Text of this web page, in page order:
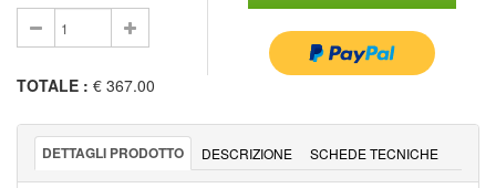
TOTALE : € 367.00
DETTAGLI PRODOTTO DESCRIZIONE SCHEDE TECNICHE